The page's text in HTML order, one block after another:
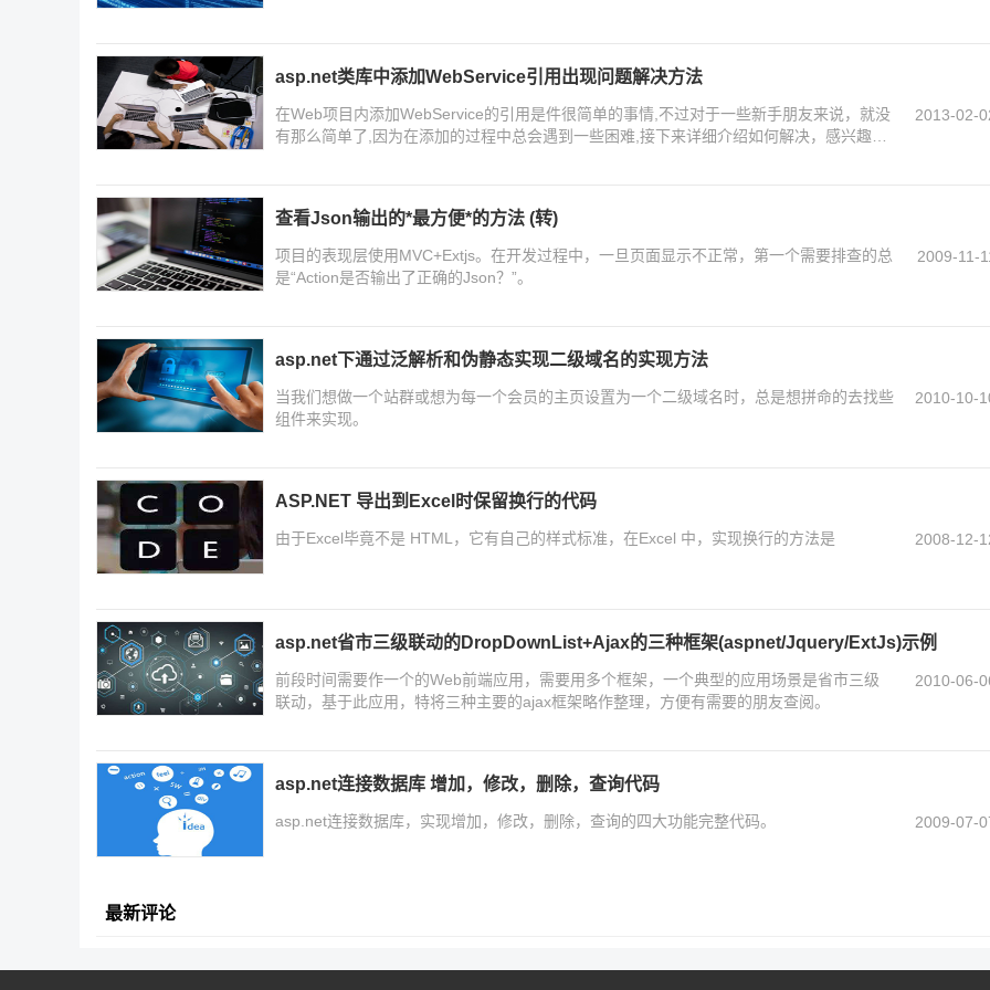
asp.net类库中添加WebService引用出现问题解决方法
在Web项目内添加WebService的引用是件很简单的事情,不过对于一些新手朋友来说，就没
有那么简单了,因为在添加的过程中总会遇到一些困难,接下来详细介绍如何解决，感兴趣的
2013-02-
查看Json输出的*最方便*的方法 (转)
项目的表现层使用MVC+Extjs。在开发过程中，一旦页面显示不正常，第一个需要排查的总
是“Action是否输出了正确的Json？”。
2009-11-
asp.net下通过泛解析和伪静态实现二级域名的实现方法
当我们想做一个站群或想为每一个会员的主页设置为一个二级域名时，总是想拼命的去找些
组件来实现。
2010-10-
ASP.NET 导出到Excel时保留换行的代码
由于Excel毕竟不是 HTML，它有自己的样式标准，在Excel 中，实现换行的方法是 2008-12-
asp.net省市三级联动的DropDownList+Ajax的三种框架(aspnet/Jquery/ExtJs)示例
前段时间需要作一个的Web前端应用，需要用多个框架，一个典型的应用场景是省市三级
联动，基于此应用，特将三种主要的ajax框架略作整理，方便有需要的朋友查阅。
2010-06-
asp.net连接数据库 增加，修改，删除，查询代码
asp.net连接数据库，实现增加，修改，删除，查询的四大功能完整代码。 2009-07-
最新评论